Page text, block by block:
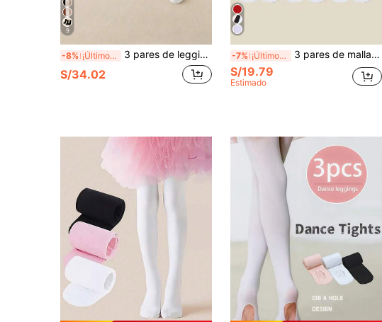
9
-8% ¡Últimos 3 días 3 pares de leggings de unicolor para niñas, ajuste ceñido, adecuados para primavera, otoño y temporadas de transición, versátiles para uso diario, uniformes escolares y talla grande
S/34.02
-7% ¡Últimos 3 días 3 pares de mallas de terciopelo para niñas, leggings de otoño/primavera
S/19.79
Estimado